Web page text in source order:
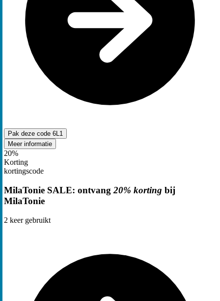
Pak deze code 6L1
Meer informatie
20%
Korting
kortingscode
MilaTonie SALE: ontvang 20% korting bij
MilaTonie
2 keer gebruikt